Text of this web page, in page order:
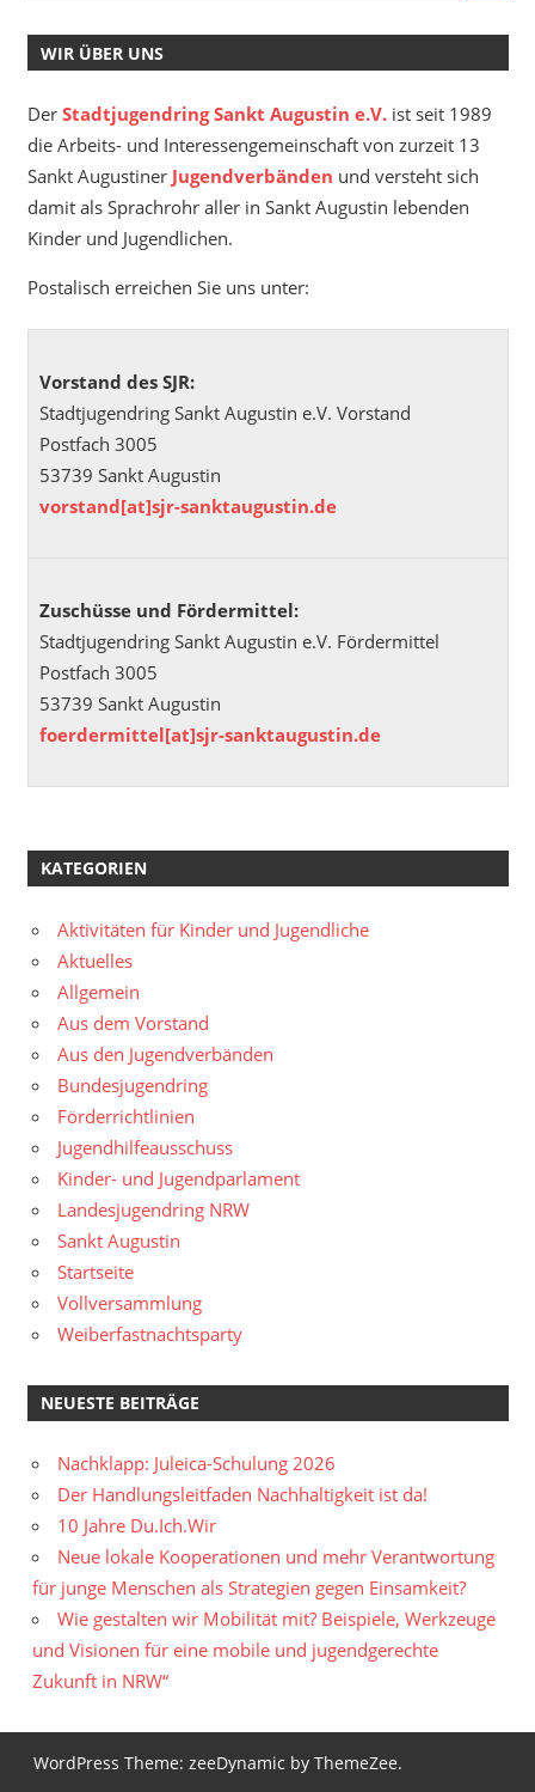
WIR ÜBER UNS
Der Stadtjugendring Sankt Augustin e.V.ist seit 1989
die Arbeits- und Interessengemeinschaft von zurzeit 13
Sankt Augustiner Jugendverbänden und versteht sich
damit als Sprachrohr aller in Sankt Augustin lebenden
Kinder und Jugendlichen.
Postalisch erreichen Sie uns unter:
Vorstand des SJR:
Stadtjugendring Sankt Augustin e.V. Vorstand
Postfach 3005
53739 Sankt Augustin
vorstand[at]sjr-sanktaugustin.de
Zuschüsse und Fördermittel:
Stadtjugendring Sankt Augustin e.V. Fördermittel
Postfach 3005
53739 Sankt Augustin
foerdermittel[at]sjr-sanktaugustin.de
KATEGORIEN
Aktivitäten für Kinder und Jugendliche
Aktuelles
Allgemein
Aus dem Vorstand
Aus den Jugendverbänden
Bundesjugendring
Förderrichtlinien
Jugendhilfeausschuss
Kinder- und Jugendparlament
Landesjugendring NRW
Sankt Augustin
Startseite
Vollversammlung
Weiberfastnachtsparty
NEUESTE BEITRÄGE
Nachklapp: Juleica-Schulung 2026
Der Handlungsleitfaden Nachhaltigkeit ist da!
10 Jahre Du.Ich.Wir
Neue lokale Kooperationen und mehr Verantwortung
für junge Menschen als Strategien gegen Einsamkeit?
Wie gestalten wir Mobilität mit? Beispiele, Werkzeuge
und Visionen für eine mobile und jugendgerechte
Zukunft in NRW“
WordPress Theme: zeeDynamic by ThemeZee.